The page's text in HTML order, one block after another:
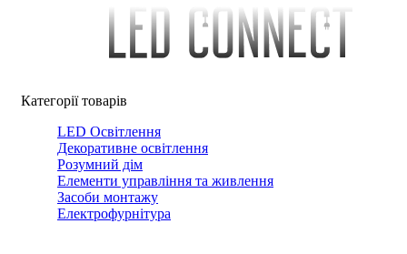
Категорії товарів
LED Освітлення
Декоративне освітлення
Розумний дім
Елементи управління та живлення
Засоби монтажу
Електрофурнітура